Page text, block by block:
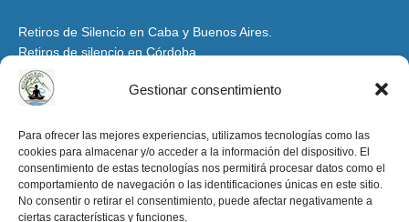
Gestionar consentimiento
Para ofrecer las mejores experiencias, utilizamos tecnologías como las
cookies para almacenar y/o acceder a la información del dispositivo. El
consentimiento de estas tecnologías nos permitirá procesar datos como el
comportamiento de navegación o las identificaciones únicas en este sitio.
No consentir o retirar el consentimiento, puede afectar negativamente a
ciertas características y funciones.
Retiros de Silencio en Caba y Buenos Aires.
Retiros de silencio en Córdoba
Retiros de Silencio y Espiritualidad en Mendoza
Retiros de Silencio en Santiago del Estero y Tucumán
Retiros de Silencio y Espiritualidad en la Patagonia
Retiros de Silencio en Salta y Jujuy
Aviso Legal y condiciones de uso